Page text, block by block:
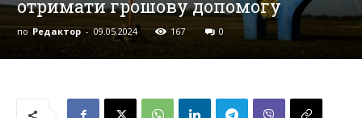
отримати грошову допомогу
по Редактор - 09.05.2024 167 0